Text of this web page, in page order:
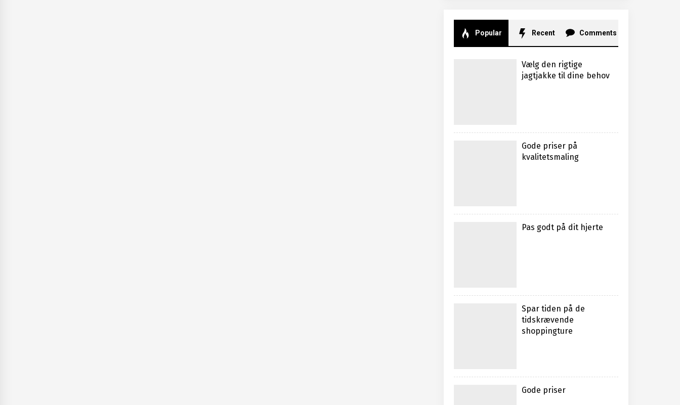
Popular Recent Comments
Vælg den rigtige
jagtjakke til dine behov
Gode priser på
kvalitetsmaling
Pas godt på dit hjerte
Spar tiden på de
tidskrævende
shoppingture
Gode priser